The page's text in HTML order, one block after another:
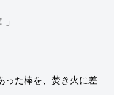
った棒を、焚き火に差